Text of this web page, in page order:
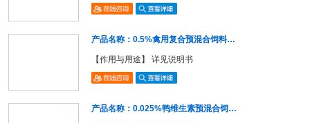
产品名称：0.5%禽用复合预混合饲料…
【作用与用途】 详见说明书
产品名称：0.025%鸭维生素预混合饲…